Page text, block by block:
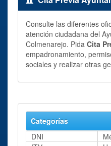
Consulte las diferentes
atención ciudadana del
Colmenarejo. Pida Cita
empadronamiento,
sociales y realizar otras
Categorías
DNI